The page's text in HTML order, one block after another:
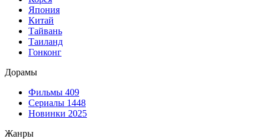
Япония
Китай
Тайвань
Таиланд
Гонконг
Дорамы
Фильмы 409
Сериалы 1448
Новинки 2025
Жанры